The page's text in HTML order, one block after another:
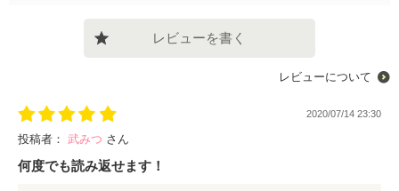
レビューを書く
レビューについて
2020/07/14 23:30
投稿者： 武みつ さん
何度でも読み返せます！